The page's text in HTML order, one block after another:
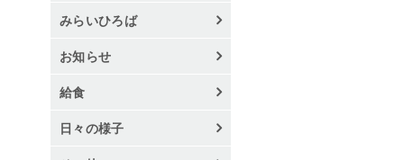
みらいひろば
お知らせ
給食
日々の様子